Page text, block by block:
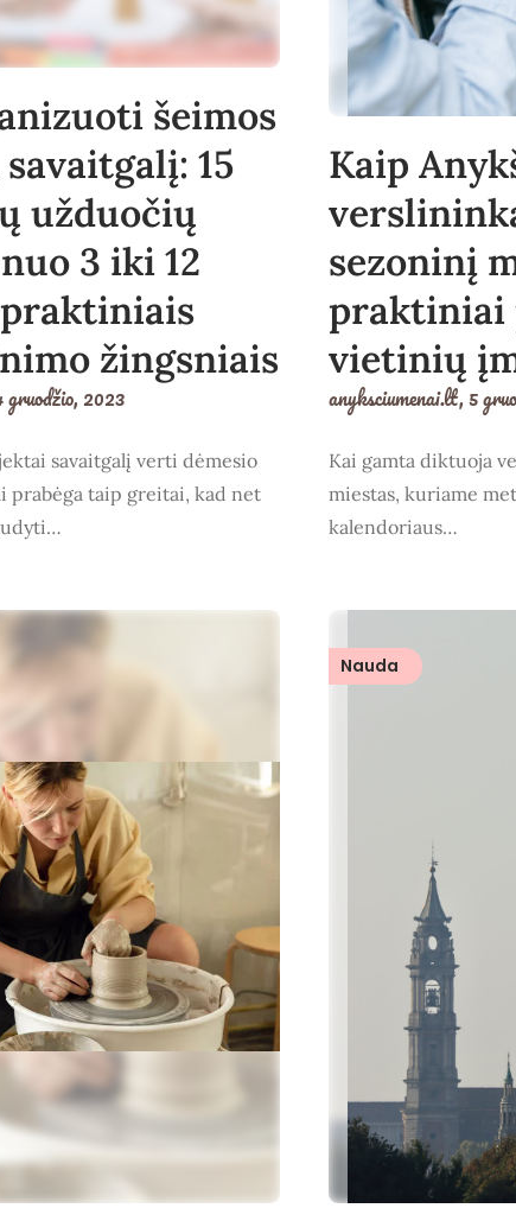
šeimos
15
užduočių
3 iki 12
žingsniais
gruodžio, 2023
savaitgalį verti dėmesio
prabėga taip greitai, kad net
Kaip
sezoninį
praktiniai
vietinių
anyksciumenai.lt,5
Kai gamta diktuoja
miestas, kuriame
kalendoriaus…
Nauda